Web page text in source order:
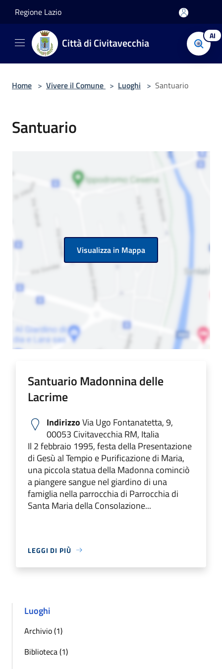
Regione Lazio
Città di Civitavecchia AI
Home > Vivere il Comune > Luoghi > Santuario
Santuario
Visualizza in Mappa
Santuario Madonnina delle
Lacrime
IndirizzoVia Ugo Fontanatetta, 9,
00053 Civitavecchia RM, Italia
Il 2 febbraio 1995, festa della Presentazione
di Gesù al Tempio e Purificazione di Maria,
una piccola statua della Madonna cominciò
a piangere sangue nel giardino di una
famiglia nella parrocchia di Parrocchia di
Santa Maria della Consolazione...
LEGGI DI PIÙ
Luoghi
Archivio (1)
Biblioteca (1)